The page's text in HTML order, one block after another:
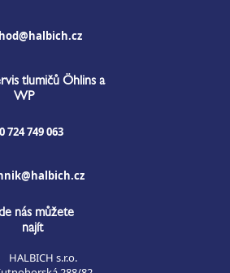
tlumičů Öhlins a
WP
724 749 063
nás můžete
najít
HALBICH s.r.o.